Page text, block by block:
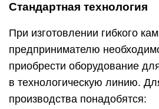
Стандартная технология
При изготовлении гибкого
предпринимателю
приобрести оборудование
в технологическую линию.
производства понадобятся: